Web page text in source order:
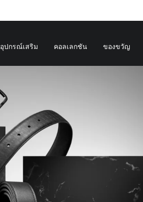
อุปกรณ์เสริม คอลเลกชัน ของขวัญ